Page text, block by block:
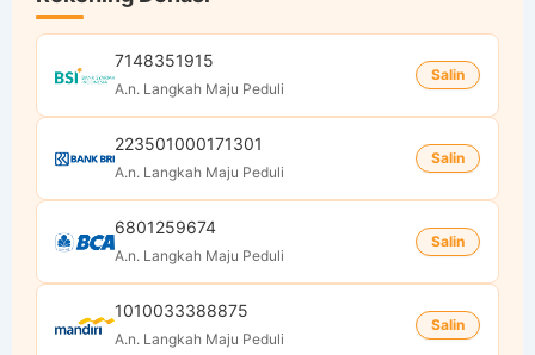
7148351915
A.n. Langkah Maju Peduli
Salin
223501000171301
A.n. Langkah Maju Peduli
Salin
6801259674
A.n. Langkah Maju Peduli
Salin
1010033388875
A.n. Langkah Maju Peduli
Salin